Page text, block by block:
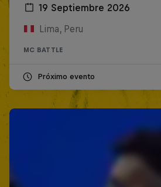
19 Septiembre 2026
Lima, Peru
MC BATTLE
Próximo evento